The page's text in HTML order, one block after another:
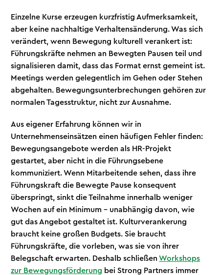
Einzelne Kurse erzeugen kurzfristig Aufmerksamkeit,
aber keine nachhaltige Verhaltensänderung. Was sich
verändert, wenn Bewegung kulturell verankert ist:
Führungskräfte nehmen an Bewegten Pausen teil und
signalisieren damit, dass das Format ernst gemeint ist.
Meetings werden gelegentlich im Gehen oder Stehen
abgehalten. Bewegungsunterbrechungen gehören zur
normalen Tagesstruktur, nicht zur Ausnahme.
Aus eigener Erfahrung können wir in
Unternehmenseinsätzen einen häufigen Fehler finden:
Bewegungsangebote werden als HR-Projekt
gestartet, aber nicht in die Führungsebene
kommuniziert. Wenn Mitarbeitende sehen, dass ihre
Führungskraft die Bewegte Pause konsequent
überspringt, sinkt die Teilnahme innerhalb weniger
Wochen auf ein Minimum – unabhängig davon, wie
gut das Angebot gestaltet ist. Kulturverankerung
braucht keine großen Budgets. Sie braucht
Führungskräfte, die vorleben, was sie von ihrer
Belegschaft erwarten. Deshalb schließenWorkshops
zur Bewegungsförderung bei Strong Partners immer